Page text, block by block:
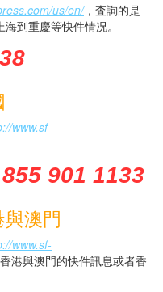
us/en/，査詢的是
到重慶等快件情况。
www.sf-
901 1133
澳門
www.sf-
港與澳門的快件訊息或者香